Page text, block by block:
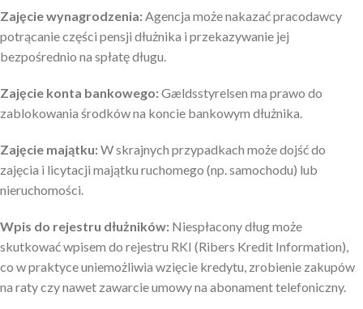
Zajęcie wynagrodzenia:Agencja może nakazać pracodawcy
potrącanie części pensji dłużnika i przekazywanie jej
bezpośrednio na spłatę długu.
Zajęcie konta bankowego:Gældsstyrelsen ma prawo do
zablokowania środków na koncie bankowym dłużnika.
Zajęcie majątku:W skrajnych przypadkach może dojść do
zajęcia i licytacji majątku ruchomego (np. samochodu) lub
nieruchomości.
Wpis do rejestru dłużników: Niespłacony dług może
skutkować wpisem do rejestru RKI (Ribers Kredit Information),
co w praktyce uniemożliwia wzięcie kredytu, zrobienie zakupów
na raty czy nawet zawarcie umowy na abonament telefoniczny.